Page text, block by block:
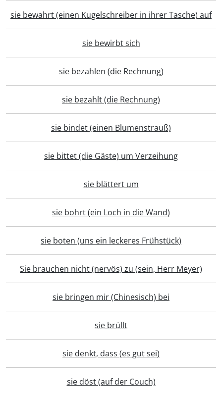
sie bewahrt (einen Kugelschreiber in ihrer Tasche) auf
sie bewirbt sich
sie bezahlen (die Rechnung)
sie bezahlt (die Rechnung)
sie bindet (einen Blumenstrauß)
sie bittet (die Gäste) um Verzeihung
sie blättert um
sie bohrt (ein Loch in die Wand)
sie boten (uns ein leckeres Frühstück)
Sie brauchen nicht (nervös) zu (sein, Herr Meyer)
sie bringen mir (Chinesisch) bei
sie brüllt
sie denkt, dass (es gut sei)
sie döst (auf der Couch)